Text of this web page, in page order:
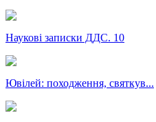
Наукові записки ДДС. 10
Ювілей: походження, святкув...